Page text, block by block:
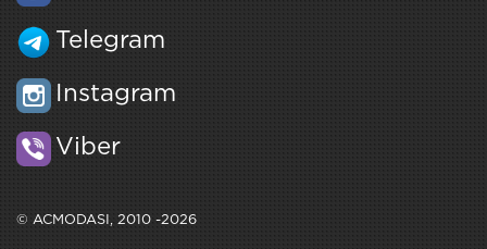
Telegram
Instagram
Viber
© ACMODASI, 2010 -2026